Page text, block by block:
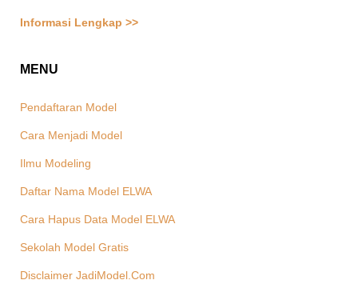
Informasi Lengkap >>
MENU
Pendaftaran Model
Cara Menjadi Model
Ilmu Modeling
Daftar Nama Model ELWA
Cara Hapus Data Model ELWA
Sekolah Model Gratis
Disclaimer JadiModel.Com